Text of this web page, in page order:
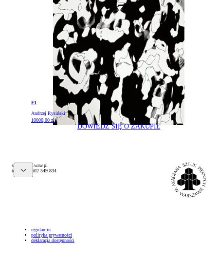
Zwroty i reklamacje
Kontakt
F1
Andrzej Rysiński
10000,00 zł
DOWIEDZ SIĘ O ZAKUPIE
regulamin
polityka prywatności
deklaracja dostępności
lp.waw.psa
@pelks
tel. (+48) 502 549 834